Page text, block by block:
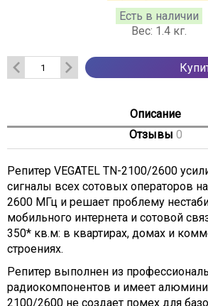
Есть в наличии
Вес: 1.4 кг.
Описание
Отзывы 0
Репитер VEGATEL TN-2100/2600
сигналы всех сотовых операторов
2600 МГц и решает проблему
мобильного интернета и сотовой
350* кв.м: в квартирах, домах и
строениях.
Репитер выполнен из
радиокомпонентов и имеет
2100/2600 не создает помех для